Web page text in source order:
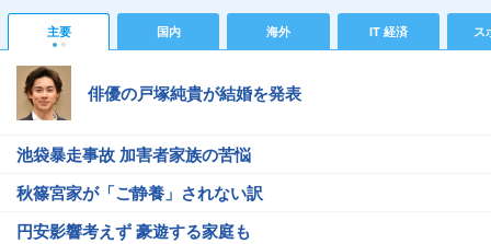
主要 国内 海外 IT 経済 ス
俳優の戸塚純貴が結婚を発表
池袋暴走事故 加害者家族の苦悩
秋篠宮家が「ご静養」されない訳
円安影響考えず 豪遊する家庭も